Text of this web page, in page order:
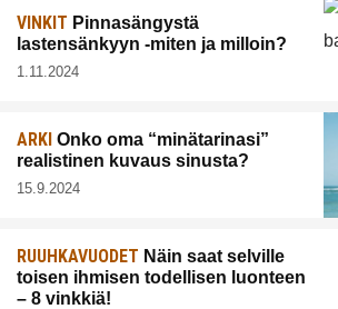
VINKIT Pinnasängystä
lastensänkyyn -miten ja milloin?
1.11.2024
ARKI Onko oma “minätarinasi”
realistinen kuvaus sinusta?
15.9.2024
RUUHKAVUODET Näin saat selville
toisen ihmisen todellisen luonteen
– 8 vinkkiä!